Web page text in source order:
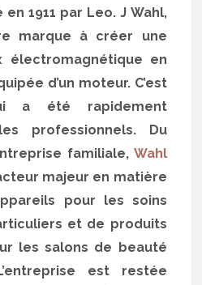
1911 par Leo. J Wahl,
marque à créer une
électromagnétique en
d’un moteur. C’est
a été rapidement
professionnels. Du
familiale, Wahl
majeur en matière
pour les soins
et de produits
les salons de beauté
est restée